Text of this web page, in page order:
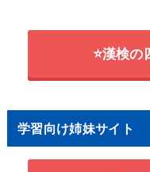
⭐漢検の
学習向け姉妹サイト